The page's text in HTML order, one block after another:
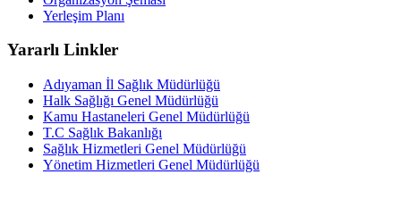
Yerleşim Planı
Yararlı Linkler
Adıyaman İl Sağlık Müdürlüğü
Halk Sağlığı Genel Müdürlüğü
Kamu Hastaneleri Genel Müdürlüğü
T.C Sağlık Bakanlığı
Sağlık Hizmetleri Genel Müdürlüğü
Yönetim Hizmetleri Genel Müdürlüğü